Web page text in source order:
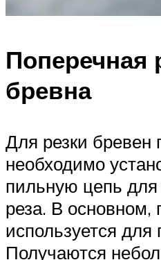
Поперечная
бревна
Для резки бревен
необходимо
пильную цепь для
реза. В основном,
используется для
Получаются